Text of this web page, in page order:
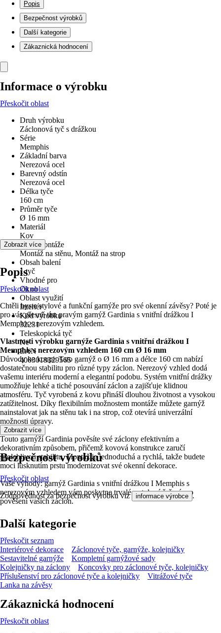
Popis
Bezpečnost výrobků
Další kategorie
Zákaznická hodnocení
Informace o výrobku
Přeskočit oblast
Druh výrobku
Záclonová tyč s drážkou
Série
Memphis
Základní barva
Nerezová ocel
Barevný odstín
Nerezová ocel
Délka tyče
160 cm
Průměr tyče
Ø 16 mm
Materiál
Kov
Druh montáže
Montáž na stěnu, Montáž na strop
Obsah balení
1 tyč
Vhodné pro
Okno
Oblast využití
Interiér
Kód výrobku
32231
Teleskopická tyč
Ne
EAN
4003018329565
Zobrazit více
Popis
Přeskočit oblast
Chtěli byste stylové a funkční garnýže pro své okenní závěsy? Poté je
pro vás přesně tím pravým garnýž Gardinia s vnitřní drážkou I
Memphis s nerezovým vzhledem.
Vlastnosti výrobku garnýže Gardinia s vnitřní drážkou I
Memphis s nerezovým vzhledem 160 cm Ø 16 mm
Důvody ke koupi: Tato garnýž o Ø 16 mm a délce 160 cm nabízí
dostatečnou stabilitu pro různé typy záclon. Nerezový vzhled dodá
vašemu interiéru moderní a elegantní podobu. Systém vnitřní drážky
umožňuje lehké a tiché posouvání záclon a zajišťuje klidnou
atmosféru. Tyč vyrobená z kovu přináší dlouhou životnost a vysokou
zatížitelnost. Díky flexibilním možnostem montáže můžete garnýž
nainstalovat jak na stěnu tak i na strop, což otevírá univerzální
možnosti úpravy.
Touto garnýží Gardinia pověsíte své záclony efektivním a
dekorativním způsobem, přičemž kovová konstrukce zaručí
spolehlivou stabilitu. Montáž je jednoduchá a rychlá, takže budete
moci lusknutím prstu modernizovat své okenní dekorace.
Vaše výhody: garnýž Gardinia s vnitřní drážkou I Memphis s
nerezovým vzhledem vám poskytne trvalé a stylové řešení pro
pověšení vašich záclon.
Zobrazit více
Bezpečnost výrobků
Přeskočit oblast
Zodpovědnost za bezpečnost výrobku viz informace výrobce .
Další kategorie
Přeskočit seznam
Interiérové dekorace
Záclonové tyče, garnýže, kolejničky
Sestavitelné garnýže
Kompletní garnýžové sady
Kolejničky na záclony
Koncovky pro záclonové tyče, kolejničky
Příslušenství pro záclonové tyče a kolejničky
Vitrážové tyče
Lanka na závěsy
Zákaznická hodnocení
Přeskočit oblast